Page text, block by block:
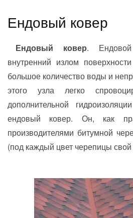
Ендовый ковер
Ендовый ковер.
внутренний излом
большое количество воды и
этого узла легко
дополнительной
ендовый ковер. Он, как
производителями битумной
(под каждый цвет черепицы